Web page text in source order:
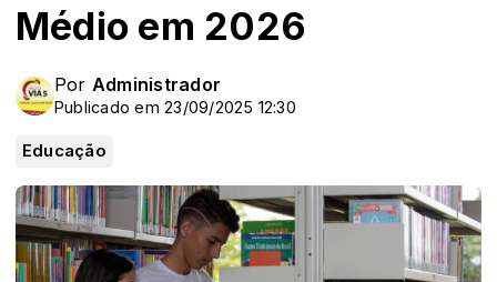
Médio em 2026
Por Administrador
Publicado em 23/09/2025 12:30
Educação